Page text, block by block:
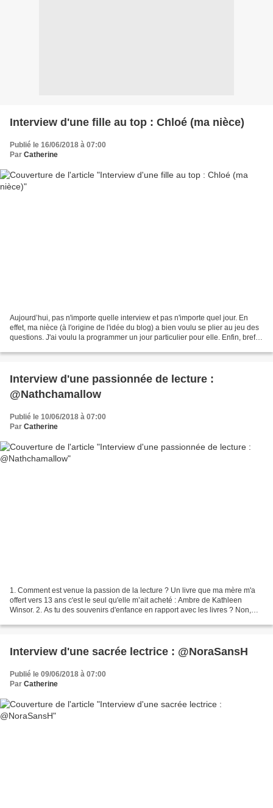
Interview d'une fille au top : Chloé (ma nièce)
Publié le 16/06/2018 à 07:00
Par Catherine
Aujourd’hui, pas n'importe quelle interview et pas n'importe quel jour. En
effet, ma nièce (à l'origine de l'idée du blog) a bien voulu se plier au jeu des
questions. J'ai voulu la programmer un jour particulier pour elle. Enfin, bref,
Interview d'une passionnée de lecture :
@Nathchamallow
Publié le 10/06/2018 à 07:00
Par Catherine
1. Comment est venue la passion de la lecture ? Un livre que ma mère m'a
offert vers 13 ans c'est le seul qu'elle m’ait acheté : Ambre de Kathleen
Winsor. 2. As tu des souvenirs d'enfance en rapport avec les livres ? Non,
Interview d'une sacrée lectrice : @NoraSansH
Publié le 09/06/2018 à 07:00
Par Catherine